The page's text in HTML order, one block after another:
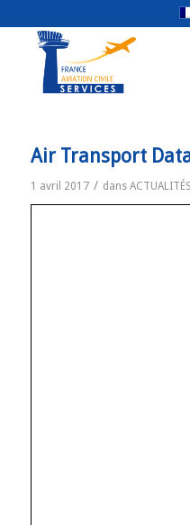
Air Transport
1 avril 2017 / dans ACTUALITÉS